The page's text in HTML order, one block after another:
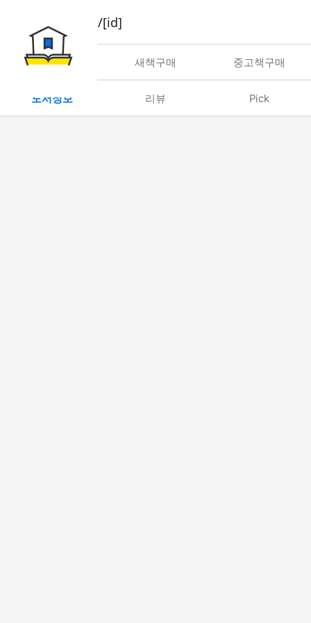
book/rent/[id]
대여 새책구매 중고책구매
도서정보 리뷰 Pick